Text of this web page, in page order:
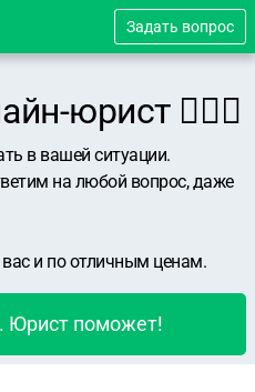
Задать вопрос
юрист 👨🏻‍⚖️
в вашей ситуации.
на любой вопрос, даже
и по отличным ценам.
Юрист поможет!